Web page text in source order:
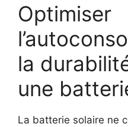
Optimiser
la
une
La batterie solaire ne